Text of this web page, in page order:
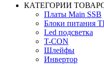
КАТЕГОРИИ
Платы Main SSB
Блоки питания
Led подсветка
T-CON
Шлейфы
Инвертор